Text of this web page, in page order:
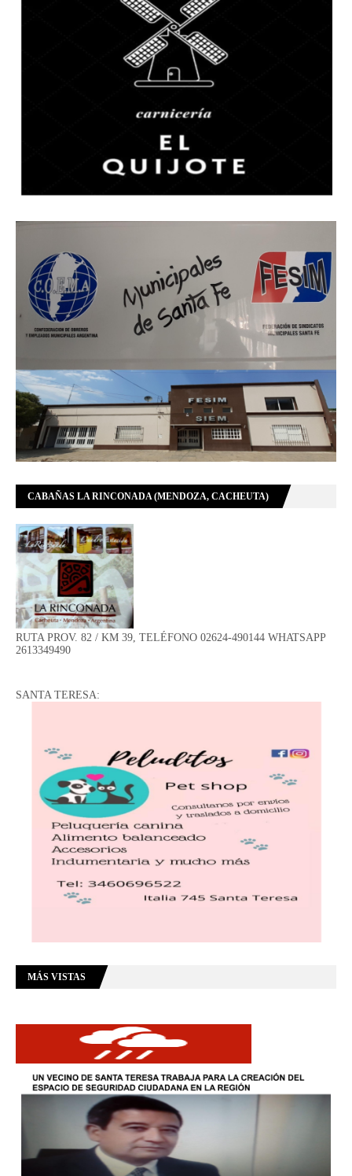
CABAÑAS LA RINCONADA (MENDOZA, CACHEUTA)
RUTA PROV. 82 / KM 39, TELÉFONO 02624-490144 WHATSAPP
2613349490
SANTA TERESA:
MÁS VISTAS